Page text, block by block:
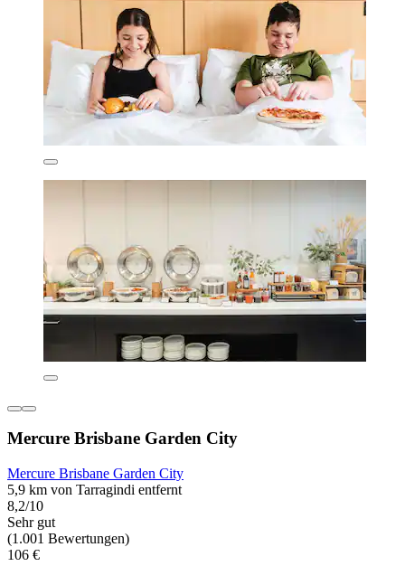
Mercure Brisbane Garden City
Mercure Brisbane Garden City
5,9 km von Tarragindi entfernt
8,2/10
Sehr gut
(1.001 Bewertungen)
106 €